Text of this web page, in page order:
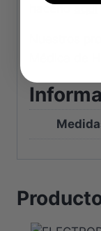
hacerloaquí
Nuestros